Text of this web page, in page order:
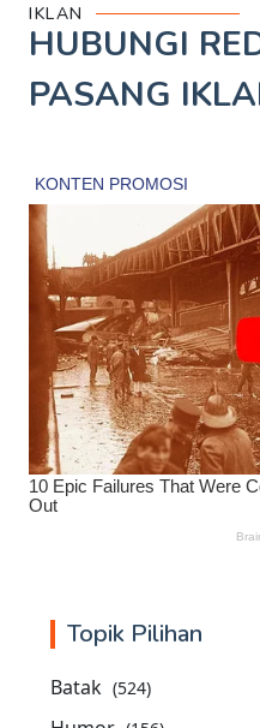
IKLAN
HUBUNGI
PASANG
Topik Pilihan
Batak (524)